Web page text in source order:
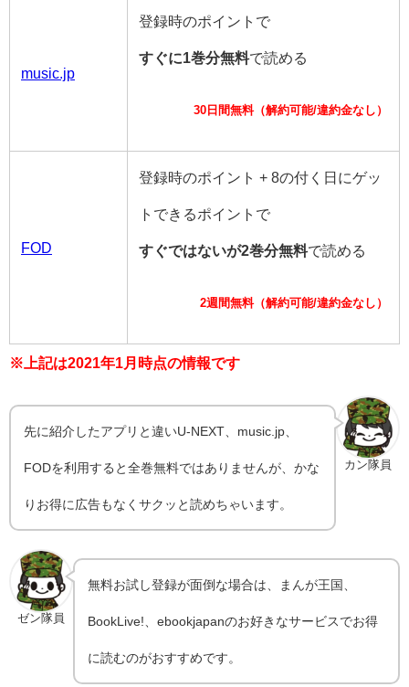
music.jp
登録時のポイントで
すぐに1巻分無料で読める
30日間無料（解約可能/違約金なし）
FOD
登録時のポイント + 8の付く日にゲッ
トできるポイントで
すぐではないが2巻分無料で読める
2週間無料（解約可能/違約金なし）
※上記は2021年1月時点の情報です
カン隊員
先に紹介したアプリと違いU-NEXT、music.jp、
FODを利用すると全巻無料ではありませんが、かな
りお得に広告もなくサクッと読めちゃいます。
ゼン隊員
無料お試し登録が面倒な場合は、まんが王国、
BookLive!、ebookjapanのお好きなサービスでお得
に読むのがおすすめです。